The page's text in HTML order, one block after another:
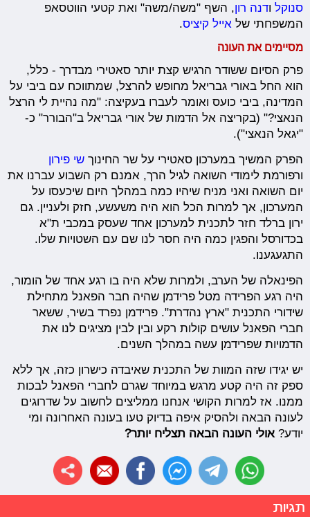
סנוקל ודנה רון, השף "משה/משה" ואת קטעי הווטסאפ
המשפחתי של אייל קיציס.
מסיימים את העונה
פרק הסיום ששודר הרגיש קצת יותר סאטירי מבדרך - כלל,
הוא החל באורי גבריאל מחופש להרצל, שמתווכח עם ביבי על
המדינה, ביבי כועס ואומר לעברו בעקיצה: "מה נהיית לי הרצל
הנאצי?" (בקריצה אל הדמות של אורי גבריאל ב"הבורר" כ-
"יגאל הנאצי").
הפרק המשיך במערכון סאטירי על שר החינוךשי פירון
ורפורמת לימודי השואה לגיל הרך, אמנם רק השבוע עברנו את
יום השואה ואני מניח שיהיו כמה במהלך היום שיכעסו על
המערכון, אך למרות הכל הוא היה משעשע, חזק ולעניין. גם
ירון ברלד חזר לתכנית למערכון אחד שעסק במכבי ת"א
בכדורסל והפגין כמה היה חסר לנו שם עם השטויות שלו.
התגעגענו.
הפינאלה של הערב, ולמרות שלא היה בו רגע אחד של הומור,
היה רגע הפרידה מטל פרידמן שהיה חבר הפאנל מתחילת
שידורי התכנית "ארץ נהדרת". פרידמן נפרד בשיר, ששאר
חברי הפאנל עושים קולות רקע ובין לבין מציגים לנו את
הדמויות שפרידמן עשה במהלך השנים.
יש יגידו שזה המוות של התכנית שאיבדה כישרון כזה, אך ללא
ספק זה היה קטע מרגש במיוחד שגרם לחברי הפאנל לבכות
ממנו. אז למרות הקושי אנחנו ממליצים לחשוב על שדרוגים
לעונה הבאה ולהסיק איפה בדיוק טעו בעונה האחרונה ומי
יודע?אולי העונה הבאה תצליח יותר?
תגיות